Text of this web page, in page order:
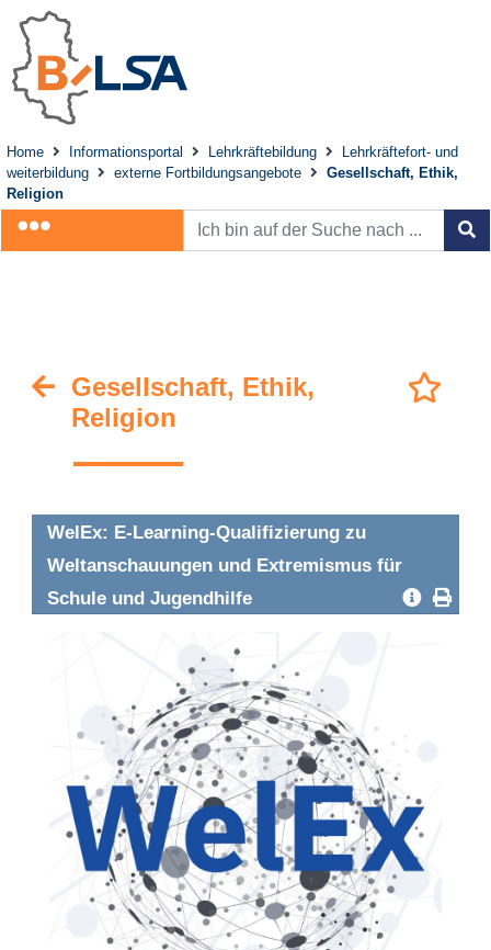
Home Informationsportal Lehrkräftebildung
Lehrkräftefort- und
weiterbildung
externe Fortbildungsangebote
Gesellschaft, Ethik,
Religion
Gesellschaft, Ethik,
Religion
WelEx: E-Learning-Qualifizierung zu
Weltanschauungen und Extremismus für
Schule und Jugendhilfe